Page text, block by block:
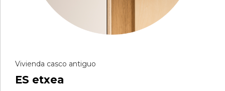
Vivienda casco antiguo
ES etxea